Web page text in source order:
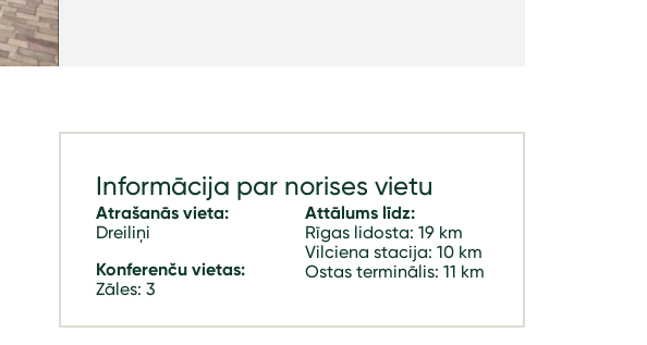
Informācija par norises vietu
Atrašanās vieta:
Dreiliņi
Konferenču vietas:
Zāles: 3
Attālums līdz:
Rīgas lidosta: 19 km
Vilciena stacija: 10 km
Ostas terminālis: 11 km